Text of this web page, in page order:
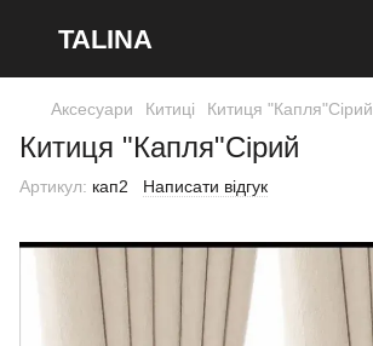
TALINA
Аксесуари Китиці Китиця "Капля"Сірий
Китиця "Капля"Сірий
Артикул: кап2 Написати відгук